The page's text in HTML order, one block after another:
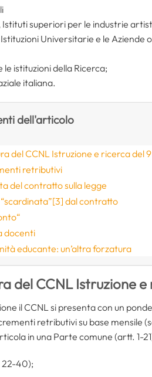
Istituti superiori per le industrie
Universitarie e le Aziende
le istituzioni della Ricerca;
italiana.
dell'articolo
del CCNL Istruzione e ricerca del
retributivi
del contratto sulla legge
dal contratto
docenti
educante: un’altra forzatura
del CCNL Istruzione
il CCNL si presenta con un
retributivi su base mensile
in una Parte comune (artt. 1-
22-40);